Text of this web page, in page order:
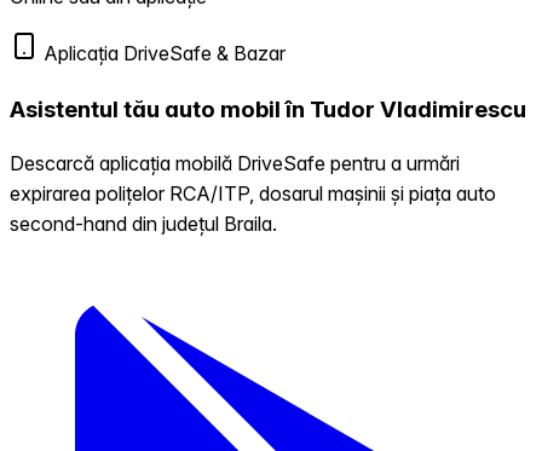
Aplicația DriveSafe & Bazar
Asistentul tău auto mobil în Tudor Vladimirescu
Descarcă aplicația mobilă DriveSafe pentru a urmări
expirarea polițelor RCA/ITP, dosarul mașinii și piața auto
second-hand din județul Braila.